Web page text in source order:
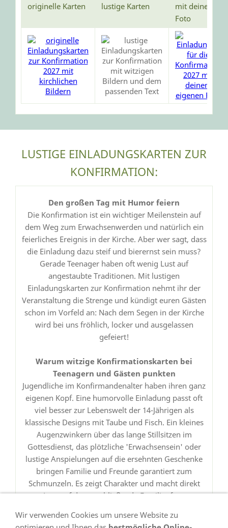
originelle Karten lustige Karten
mit deinem
Foto
LUSTIGE EINLADUNGSKARTEN ZUR
KONFIRMATION:
Den großen Tag mit Humor feiern
Die Konfirmation ist ein wichtiger Meilenstein auf
dem Weg zum Erwachsenwerden und natürlich ein
feierliches Ereignis in der Kirche. Aber wer sagt, dass
die Einladung dazu steif und bierernst sein muss?
Gerade Teenager haben oft wenig Lust auf
angestaubte Traditionen. Mit lustigen
Einladungskarten zur Konfirmation nehmt ihr der
Veranstaltung die Strenge und kündigt euren Gästen
schon im Vorfeld an: Nach dem Segen in der Kirche
wird bei uns fröhlich, locker und ausgelassen
gefeiert!
Warum witzige Konfirmationskarten bei
Teenagern und Gästen punkten
Jugendliche im Konfirmandenalter haben ihren ganz
eigenen Kopf. Eine humorvolle Einladung passt oft
viel besser zur Lebenswelt der 14-Jährigen als
klassische Designs mit Taube und Fisch. Ein kleines
Augenzwinkern über das lange Stillsitzen im
Gottesdienst, das plötzliche 'Erwachsensein' oder
lustige Anspielungen auf die ersehnten Geschenke
bringen Familie und Freunde garantiert zum
Schmunzeln. Es zeigt Charakter und macht direkt
Lust auf das anschließende Familienfest.
Wir verwenden Cookies um unsere Website zu